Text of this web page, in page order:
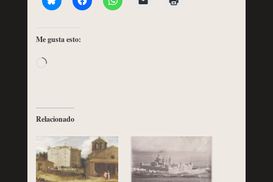
Me gusta esto:
Cargando...
Relacionado